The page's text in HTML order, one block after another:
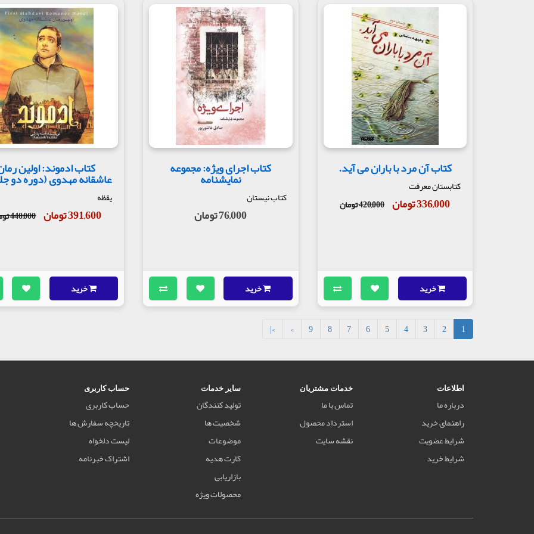
کتاب آن مرد با باران می آید.
کتابستان معرفت
336,000 تومان 420,000 تومان
خرید
کتاب اجرای ویژه: مجموعه
نمایشنامه
کتاب نیستان
76,000 تومان
خرید
کتاب ادموند: اولین
عاشقانه مهدوی (دوره دو
یقظه
391,600 تومان 440,000 تومان
خرید
1
2
3
4
5
6
7
8
9
>
>|
اطلاعات
درباره ما
راهنمای خرید
شرایط عضویت
شرایط خرید
خدمات مشتریان
تماس با ما
استرداد محصول
نقشه سایت
سایر خدمات
تولید کنندگان
شخصیت ها
موضوعات
کارت هدیه
بازاریابی
محصولات ویژه
حساب کاربری
حساب کاربری
تاریخچه سفارش ها
لیست دلخواه
اشتراک خبرنامه